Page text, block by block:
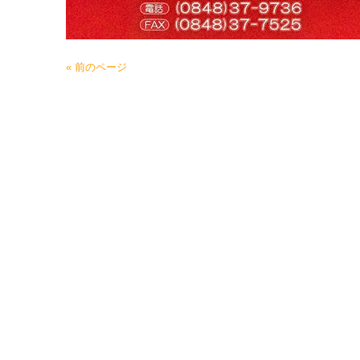
« 前のページ